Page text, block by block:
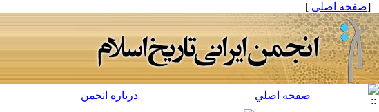
[صفحه اصلی ]
صفحه اصلي درباره انجمن